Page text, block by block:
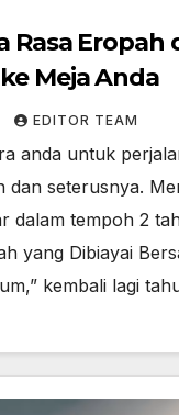
Rasa Eropah
Meja Anda
EDITOR TEAM
anda untuk
dan seterusnya.
dalam tempoh 2
yang Dibiayai
kembali lagi